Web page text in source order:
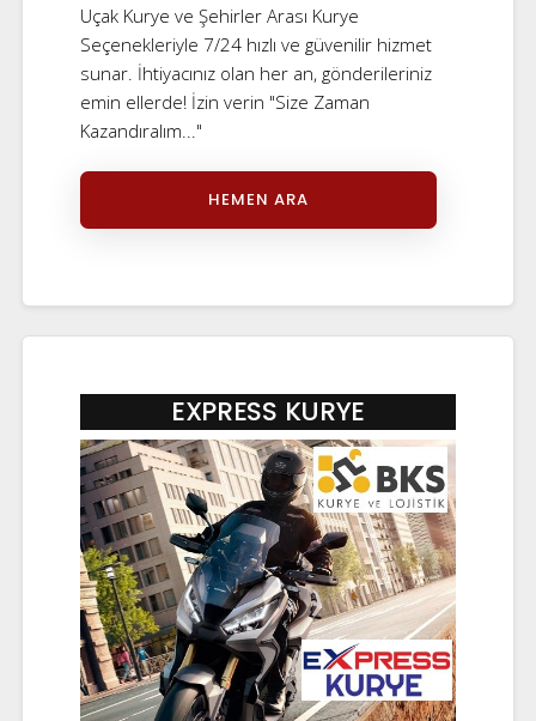
Uçak Kurye ve Şehirler Arası Kurye
Seçenekleriyle 7/24 hızlı ve güvenilir hizmet
sunar. İhtiyacınız olan her an, gönderileriniz
emin ellerde! İzin verin "Size Zaman
Kazandıralım..."
HEMEN ARA
EXPRESS KURYE